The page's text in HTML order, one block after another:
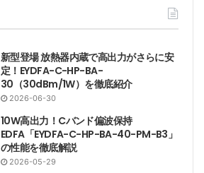
新型登場 放熱器内蔵で高出力がさらに安
定！EYDFA-C-HP-BA-
30（30dBm/1W）を徹底紹介
2026-06-30
10W高出力！Cバンド偏波保持
EDFA「EYDFA-C-HP-BA-40-PM-B3」
の性能を徹底解説
2026-05-29